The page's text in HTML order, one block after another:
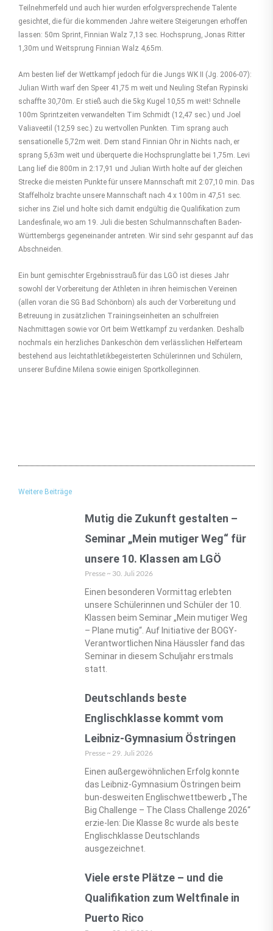
Teilnehmerfeld und auch hier wurden erfolgversprechende Talente
gesichtet, die für die kommenden Jahre weitere Steigerungen erhoffen
lassen: 50m Sprint, Finnian Walz 7,13 sec. Hochsprung, Jonas Ritter
1,30m und Weitsprung Finnian Walz 4,65m.
Am besten lief der Wettkampf jedoch für die Jungs WK II (Jg. 2006-07):
Julian Wirth warf den Speer 41,75 m weit und Neuling Stefan Rypinski
schaffte 30,70m. Er stieß auch die 5kg Kugel 10,55 m weit! Schnelle
100m Sprintzeiten verwandelten Tim Schmidt (12,47 sec.) und Joel
Valiaveetil (12,59 sec.) zu wertvollen Punkten. Tim sprang auch
sensationelle 5,72m weit. Dem stand Finnian Ohr in Nichts nach, er
sprang 5,63m weit und überquerte die Hochsprunglatte bei 1,75m. Levi
Lang lief die 800m in 2:17,91 und Julian Wirth holte auf der gleichen
Strecke die meisten Punkte für unsere Mannschaft mit 2:07,10 min. Das
Staffelholz brachte unsere Mannschaft nach 4 x 100m in 47,51 sec.
sicher ins Ziel und holte sich damit endgültig die Qualifikation zum
Landesfinale, wo am 19. Juli die besten Schulmannschaften Baden-
Württembergs gegeneinander antreten. Wir sind sehr gespannt auf das
Abschneiden.
Ein bunt gemischter Ergebnisstrauß für das LGÖ ist dieses Jahr
sowohl der Vorbereitung der Athleten in ihren heimischen Vereinen
(allen voran die SG Bad Schönborn) als auch der Vorbereitung und
Betreuung in zusätzlichen Trainingseinheiten an schulfreien
Nachmittagen sowie vor Ort beim Wettkampf zu verdanken. Deshalb
nochmals ein herzliches Dankeschön dem verlässlichen Helferteam
bestehend aus leichtathletikbegeisterten Schülerinnen und Schülern,
unserer Bufdine Milena sowie einigen Sportkolleginnen.
Weitere Beiträge
Mutig die Zukunft gestalten –
Seminar „Mein mutiger Weg“ für
unsere 10. Klassen am LGÖ
Presse 30. Juli 2026
Einen besonderen Vormittag erlebten
unsere Schülerinnen und Schüler der 10.
Klassen beim Seminar „Mein mutiger Weg
– Plane mutig“. Auf Initiative der BOGY-
Verantwortlichen Nina Häussler fand das
Seminar in diesem Schuljahr erstmals
statt.
Deutschlands beste
Englischklasse kommt vom
Leibniz-Gymnasium Östringen
Presse 29. Juli 2026
Einen außergewöhnlichen Erfolg konnte
das Leibniz-Gymnasium Östringen beim
bun-desweiten Englischwettbewerb „The
Big Challenge – The Class Challenge 2026“
erzie-len: Die Klasse 8c wurde als beste
Englischklasse Deutschlands
ausgezeichnet.
Viele erste Plätze – und die
Qualifikation zum Weltfinale in
Puerto Rico